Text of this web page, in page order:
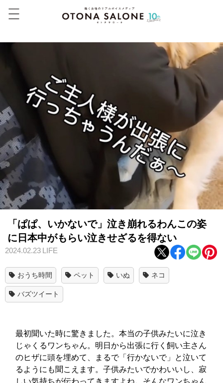
「ぱぱ、いかないで」泣き崩れるわんこの姿
に日本中がもらい泣きせざるを得ない
2024.02.23 LIFE
おうち時間 ペット いぬ ネコ
バズツイート
最初聞いた時に驚きました。本当の子供みたいに泣き
じゃくるワンちゃん。明日から出張に行く飼い主さん
のヒザに頭を埋めて、まるで「行かないで」と泣いて
るようにも聞こえます。子供みたいでかわいいし、寂
しい気持ちが伝わってきますよね。そんなワンちゃん